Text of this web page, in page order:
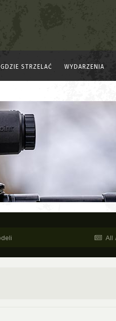
GDZIE STRZELAĆ WYDARZENIA